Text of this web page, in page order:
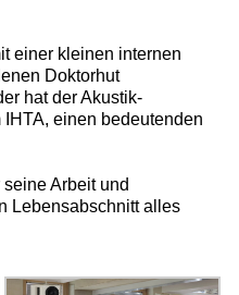
einer kleinen internen
Doktorhut
hat der Akustik-
einen bedeutenden
Arbeit und
Lebensabschnitt alles